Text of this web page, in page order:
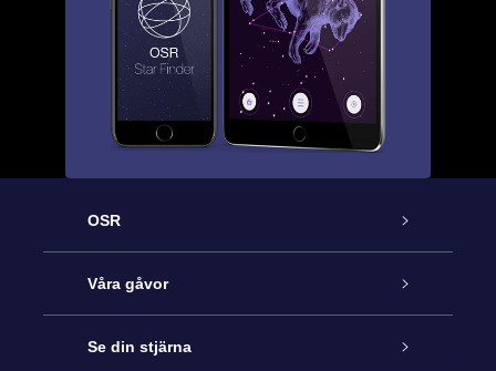
OSR
Kundtjänst
Kontakta oss
Våra gåvor
Online-Stjärngåva
Se din stjärna